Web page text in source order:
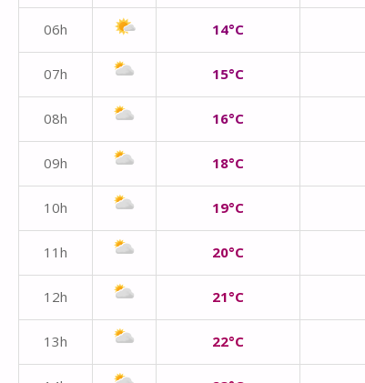
06h 14°C
07h 15°C
08h 16°C
09h 18°C
10h 19°C
11h 20°C
12h 21°C
13h 22°C